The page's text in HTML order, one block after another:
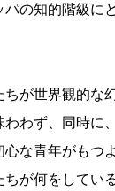
の知的階級に
ちが世界観的な
わず、同時に
な青年がもつ
ちが何をしてい